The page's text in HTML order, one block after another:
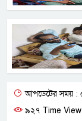
আপডেটের সময় :
৯২৭ Time View